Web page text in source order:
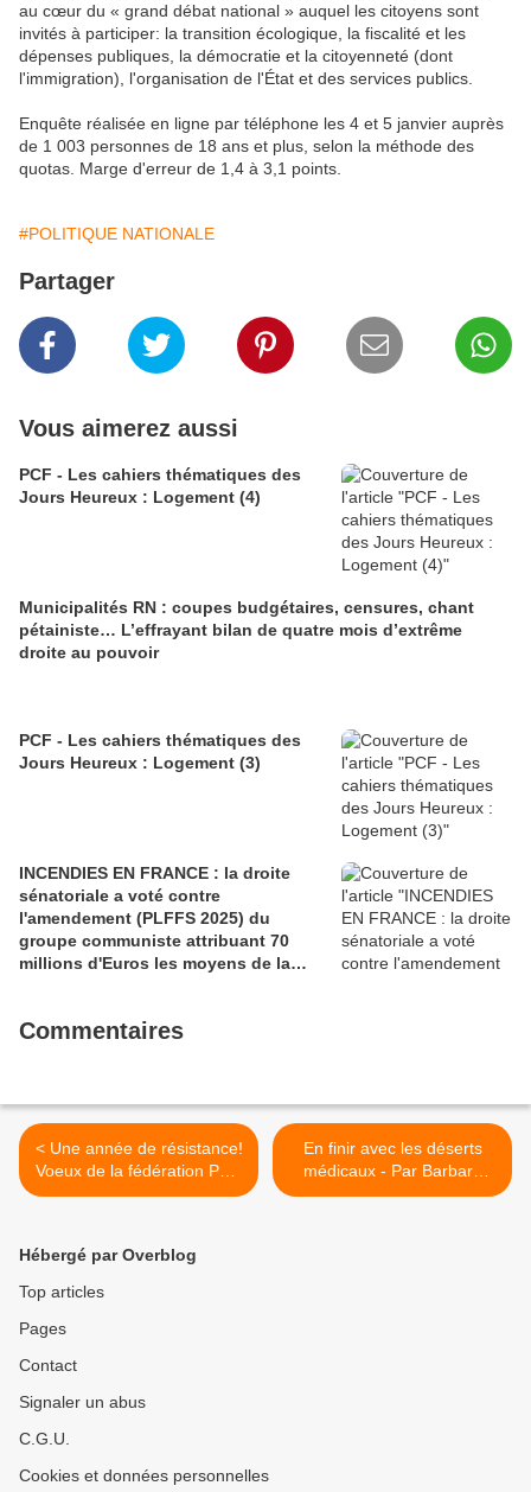
au cœur du « grand débat national » auquel les citoyens sont
invités à participer: la transition écologique, la fiscalité et les
dépenses publiques, la démocratie et la citoyenneté (dont
l'immigration), l'organisation de l'État et des services publics.
Enquête réalisée en ligne par téléphone les 4 et 5 janvier auprès
de 1 003 personnes de 18 ans et plus, selon la méthode des
quotas. Marge d'erreur de 1,4 à 3,1 points.
#POLITIQUE NATIONALE
Partager
Vous aimerez aussi
PCF - Les cahiers thématiques des
Jours Heureux : Logement (4)
Municipalités RN : coupes budgétaires, censures, chant
pétainiste… L’effrayant bilan de quatre mois d’extrême
droite au pouvoir
PCF - Les cahiers thématiques des
Jours Heureux : Logement (3)
INCENDIES EN FRANCE : la droite
sénatoriale a voté contre
l'amendement (PLFFS 2025) du
groupe communiste attribuant 70
millions d'Euros les moyens de la
Commentaires
< Une année de résistance!
Voeux de la fédération PCF
du Finistère - Invitation aux
pièce de théâtre Bonsoir
En finir avec les déserts
médicaux - Par Barbara
Filhol (Cause Commune) >
Hébergé par Overblog
Top articles
Pages
Contact
Signaler un abus
C.G.U.
Cookies et données personnelles